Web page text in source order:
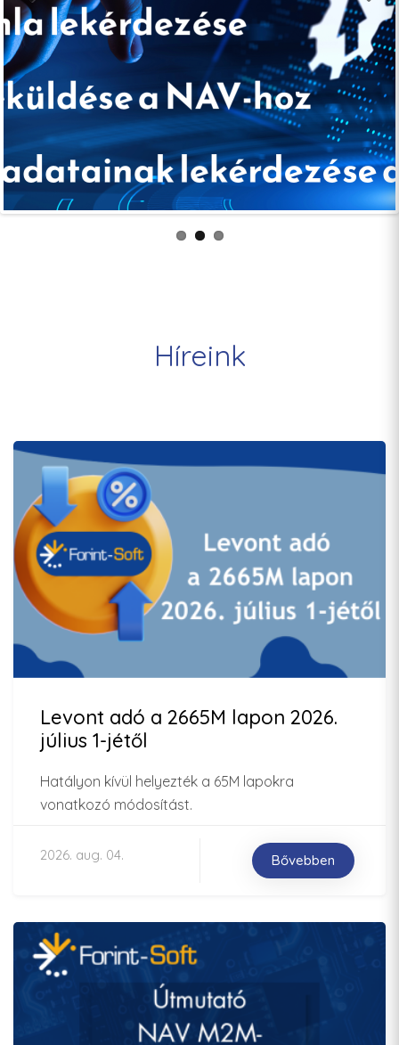
Híreink
Levont adó a 2665M lapon 2026.
július 1-jétől
Hatályon kívül helyezték a 65M lapokra
vonatkozó módosítást.
2026. aug. 04. Bővebben